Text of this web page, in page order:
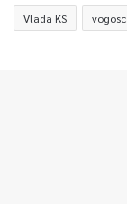
Vlada KS